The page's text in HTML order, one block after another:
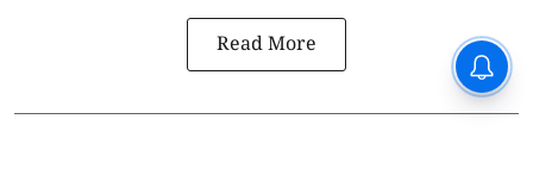
Read More
CPIM: ৬০ লক্ষ নাম বিবেচনাধীন রেখে
ভোট ঘোষণার প্রতিবাদ - আদালতের